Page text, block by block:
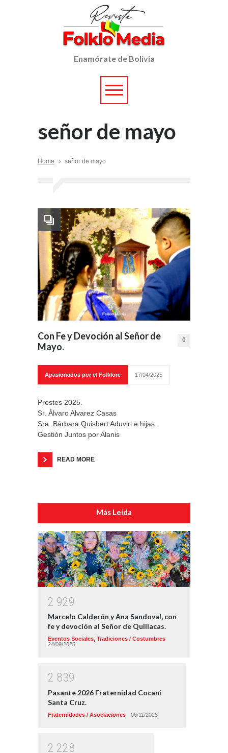
Enamórate de Bolivia
señor de mayo
Home señor de mayo
Con Fe y Devoción al Señor de
Mayo.
0
Apasionados por el Folklore 17/04/2025
Prestes 2025.
Sr. Álvaro Alvarez Casas
Sra. Bárbara Quisbert Aduviri e hijas.
Gestión Juntos por Alanis
READ MORE
Más Leída
2 929
Marcelo Calderón y Ana Sandoval, con
fe y devoción al Señor de Quillacas.
Eventos Sociales, Tradiciones / Costumbres
24/09/2025
2 839
Pasante 2026 Fraternidad Cocani
Santa Cruz.
Fraternidades / Asociaciones 06/11/2025
2 228